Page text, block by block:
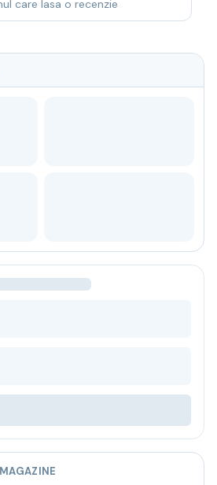
care lasa o recenzie